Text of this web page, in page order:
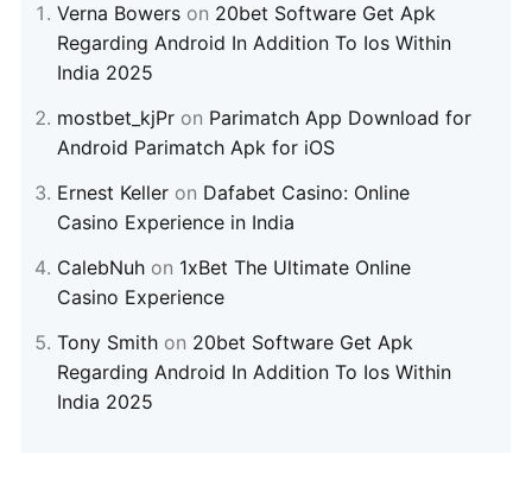
Verna Bowers on 20bet Software Get Apk
Regarding Android In Addition To Ios Within
India 2025
mostbet_kjPr on Parimatch App Download for
Android Parimatch Apk for iOS
Ernest Keller on Dafabet Casino: Online
Casino Experience in India
CalebNuh on 1xBet The Ultimate Online
Casino Experience
Tony Smith on 20bet Software Get Apk
Regarding Android In Addition To Ios Within
India 2025